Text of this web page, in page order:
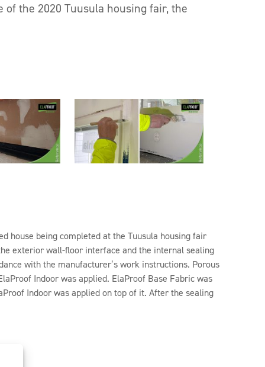
of the 2020 Tuusula housing fair, the
house being completed at the Tuusula housing fair
exterior wall-floor interface and the internal sealing
with the manufacturer’s work instructions. Porous
Indoor was applied. ElaProof Base Fabric was
Indoor was applied on top of it. After the sealing